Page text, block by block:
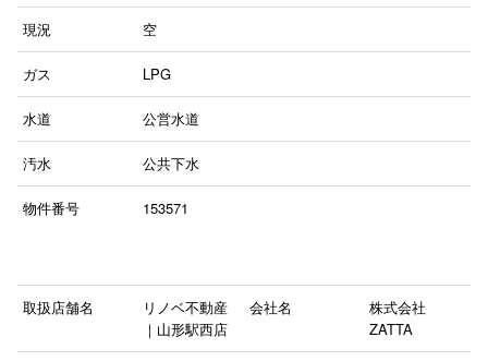
現況 空
ガス LPG
水道 公営水道
汚水 公共下水
物件番号 153571
取扱店舗名
リノベ不動産
｜山形駅西店
会社名
株式会社
ZATTA